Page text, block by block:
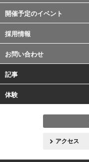
開催予定のイベント
採用情報
お問い合わせ
記事
体験
アクセス